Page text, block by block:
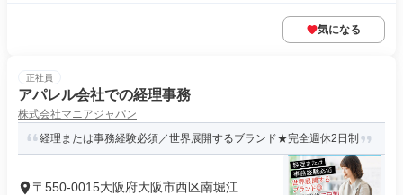
気になる
正社員
アパレル会社での経理事務
株式会社マニアジャパン
経理または事務経験必須／世界展開するブランド★完全週休2日制
〒550-0015大阪府大阪市西区南堀江